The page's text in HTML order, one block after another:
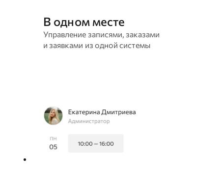
В одном месте
Управление записями, заказами
и заявками из одной системы